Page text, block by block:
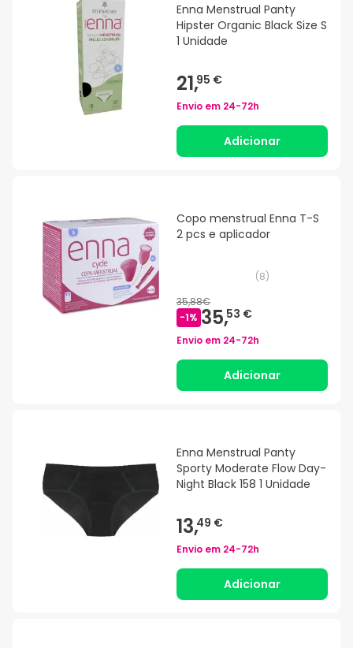
Enna Menstrual Panty
Hipster Organic Black Size S
1 Unidade
21,95 €
Envio em 24-72h
Adicionar
Copo menstrual Enna T-S
2 pcs e aplicador
(8)
35,88€
-1% 35,53 €
Envio em 24-72h
Adicionar
Enna Menstrual Panty
Sporty Moderate Flow Day-
Night Black 158 1 Unidade
13,49 €
Envio em 24-72h
Adicionar